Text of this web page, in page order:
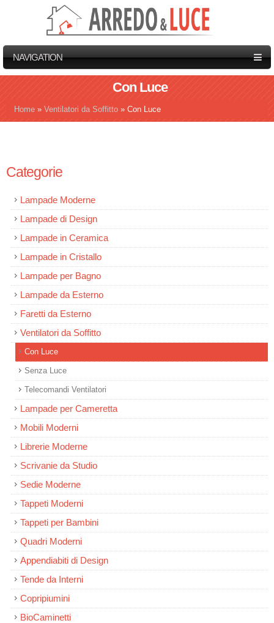
NAVIGATION
Con Luce
Tu sei qui
Home » Ventilatori da Soffitto » Con Luce
Categorie
Lampade Moderne
Lampade di Design
Lampade in Ceramica
Lampade in Cristallo
Lampade per Bagno
Lampade da Esterno
Faretti da Esterno
Ventilatori da Soffitto
Con Luce
Senza Luce
Telecomandi Ventilatori
Lampade per Cameretta
Mobili Moderni
Librerie Moderne
Scrivanie da Studio
Sedie Moderne
Tappeti Moderni
Tappeti per Bambini
Quadri Moderni
Appendiabiti di Design
Tende da Interni
Copripiumini
BioCaminetti